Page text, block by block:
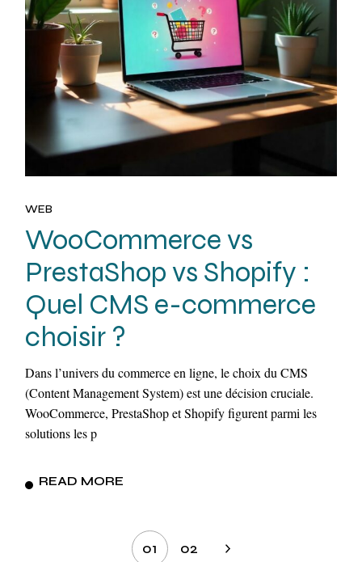
WEB
WooCommerce vs
PrestaShop vs Shopify :
Quel CMS e-commerce
choisir ?
Dans l’univers du commerce en ligne, le choix du CMS
(Content Management System) est une décision cruciale.
WooCommerce, PrestaShop et Shopify figurent parmi les
solutions les p
READ MORE
Pagination
01 02